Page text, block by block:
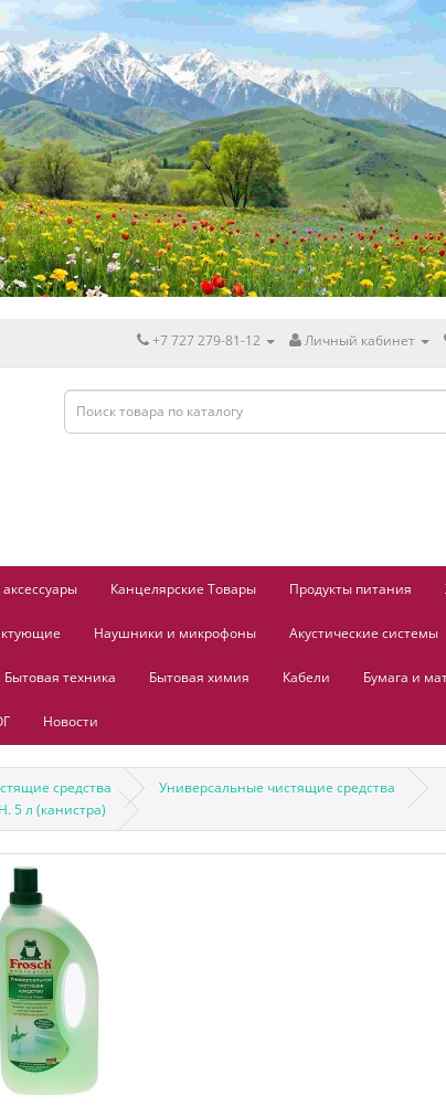
+7 727 279-81-12 Личный кабинет
Канцелярские Товары Продукты питания
Наушники и микрофоны Акустические системы
Бытовая техника Бытовая химия Кабели Бумага и
Новости
средства
Универсальные чистящие средства
5 л (канистра)